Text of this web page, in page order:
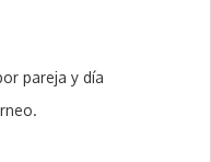
pareja y día